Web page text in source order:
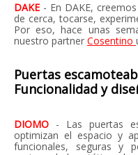
DAKE - En DAKE,
de cerca, tocarse,
Por eso, hace unas
nuestro partner Cosentino
Puertas
Funcionalidad y
DIOMO - Las puertas
optimizan el espacio y
funcionales, seguras y